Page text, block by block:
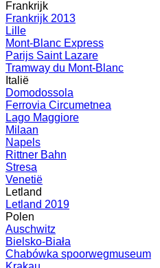
Frankrijk
Frankrijk 2013
Lille
Mont-Blanc Express
Parijs Saint Lazare
Tramway du Mont-Blanc
Italië
Domodossola
Ferrovia Circumetnea
Lago Maggiore
Milaan
Napels
Rittner Bahn
Stresa
Venetië
Letland
Letland 2019
Polen
Auschwitz
Bielsko-Biała
Chabówka spoorwegmuseum